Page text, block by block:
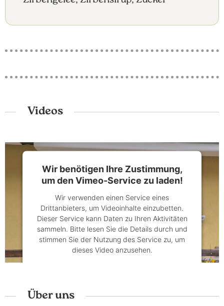
Videos
Wir benötigen Ihre Zustimmung,
um den Vimeo-Service zu laden!
Wir verwenden einen Service eines
Drittanbieters, um Videoinhalte einzubetten.
Dieser Service kann Daten zu Ihren Aktivitäten
sammeln. Bitte lesen Sie die Details durch und
stimmen Sie der Nutzung des Service zu, um
dieses Video anzusehen.
powered by
Über uns